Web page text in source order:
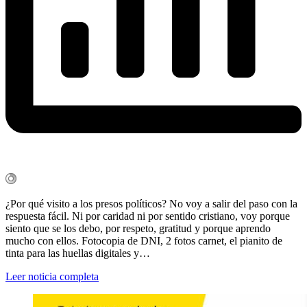
¿Por qué visito a los presos políticos? No voy a salir del paso con la
respuesta fácil. Ni por caridad ni por sentido cristiano, voy porque
siento que se los debo, por respeto, gratitud y porque aprendo
mucho con ellos. Fotocopia de DNI, 2 fotos carnet, el pianito de
tinta para las huellas digitales y…
Leer noticia completa